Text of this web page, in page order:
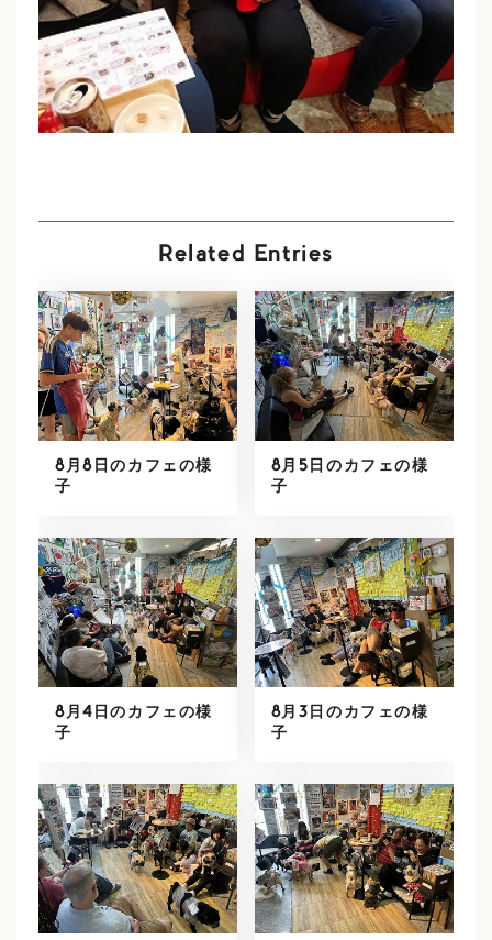
Related Entries
8月8日のカフェの様
子
8月5日のカフェの様
子
8月4日のカフェの様
子
8月3日のカフェの様
子